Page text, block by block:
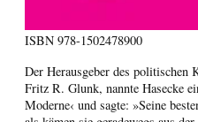
ISBN 978-1502478900
Der Herausgeber des politischen
Fritz R. Glunk, nannte Hasecke
Moderne‹ und sagte: »Seine